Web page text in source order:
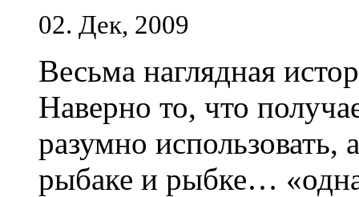
02. Дек, 2009
Весьма наглядная
Наверно то, что
разумно использовать,
рыбаке и рыбке…